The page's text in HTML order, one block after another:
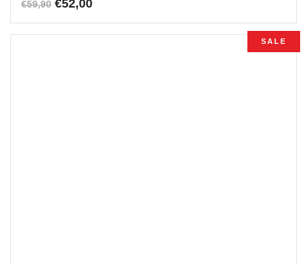
€59,90 Oorspronkelijke
was:
€52,00Huidige
is:
SALE